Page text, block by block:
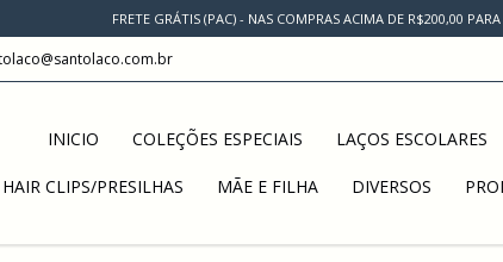
FRETE GRÁTIS (PAC) - NAS COMPRAS ACIMA DE R$200,00
INICIO COLEÇÕES ESPECIAIS LAÇOS ESCOLARES
HAIR CLIPS/PRESILHAS MÃE E FILHA DIVERSOS